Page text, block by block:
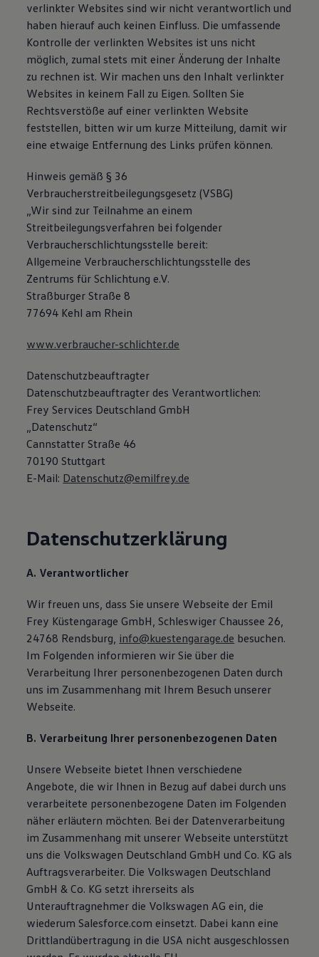
Magazin
Lifestyle
Transport
Familie
Elektromobilität
Volkswagen R
Pannen- und Unfallhilfe
Volkswagen Kundenbetreuung
verlinkter Websites sind wir nicht verantwortlich und
haben hierauf auch keinen Einfluss. Die umfassende
Kontrolle der verlinkten Websites ist uns nicht
möglich, zumal stets mit einer Änderung der Inhalte
zu rechnen ist. Wir machen uns den Inhalt verlinkter
Websites in keinem Fall zu Eigen. Sollten Sie
Rechtsverstöße auf einer verlinkten Website
feststellen, bitten wir um kurze Mitteilung, damit wir
eine etwaige Entfernung des Links prüfen können.
Hinweis gemäß § 36
Verbraucherstreitbeilegungsgesetz (VSBG)
„Wir sind zur Teilnahme an einem
Streitbeilegungsverfahren bei folgender
Verbraucherschlichtungsstelle bereit:
Allgemeine Verbraucherschlichtungsstelle des
Zentrums für Schlichtung e.V.
Straßburger Straße 8
77694 Kehl am Rhein
www.verbraucher-schlichter.de
Datenschutzbeauftragter
Datenschutzbeauftragter des Verantwortlichen:
Frey Services Deutschland GmbH
„Datenschutz“
Cannstatter Straße 46
70190 Stuttgart
E-Mail: Datenschutz@emilfrey.de
Datenschutzerklärung
A. Verantwortlicher
Wir freuen uns, dass Sie unsere Webseite der Emil
Frey Küstengarage GmbH, Schleswiger Chaussee 26,
24768 Rendsburg, info@kuestengarage.de besuchen.
Im Folgenden informieren wir Sie über die
Verarbeitung Ihrer personenbezogenen Daten durch
uns im Zusammenhang mit Ihrem Besuch unserer
Webseite.
B. Verarbeitung Ihrer personenbezogenen Daten
Unsere Webseite bietet Ihnen verschiedene
Angebote, die wir Ihnen in Bezug auf dabei durch uns
verarbeitete personenbezogene Daten im Folgenden
näher erläutern möchten. Bei der Datenverarbeitung
im Zusammenhang mit unserer Webseite unterstützt
uns die Volkswagen Deutschland GmbH und Co. KG als
Auftragsverarbeiter. Die Volkswagen Deutschland
GmbH & Co. KG setzt ihrerseits als
Unterauftragnehmer die Volkswagen AG ein, die
wiederum Salesforce.com einsetzt. Dabei kann eine
Drittlandübertragung in die USA nicht ausgeschlossen